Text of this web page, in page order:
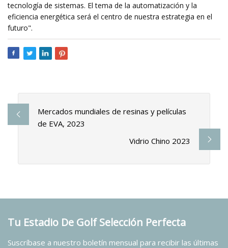
tecnología de sistemas. El tema de la automatización y la
eficiencia energética será el centro de nuestra estrategia en el
futuro".
Mercados mundiales de resinas y películas
de EVA, 2023
Vidrio Chino 2023
Tu Estadio De Golf Selección Perfecta
Suscríbase a nuestro boletín mensual para recibir las últimas